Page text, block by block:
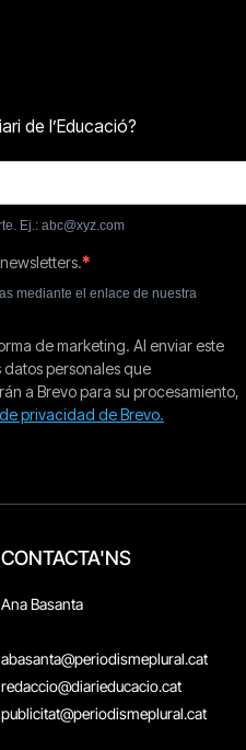
CONTACTA'NS
Ana Basanta
abasanta@periodismeplural.cat
redaccio@diarieducacio.cat
publicitat@periodismeplural.cat